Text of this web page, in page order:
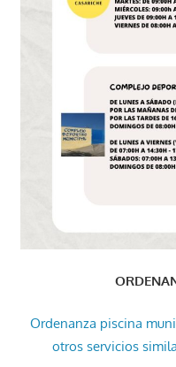
Ordenanza piscina
otros servicios